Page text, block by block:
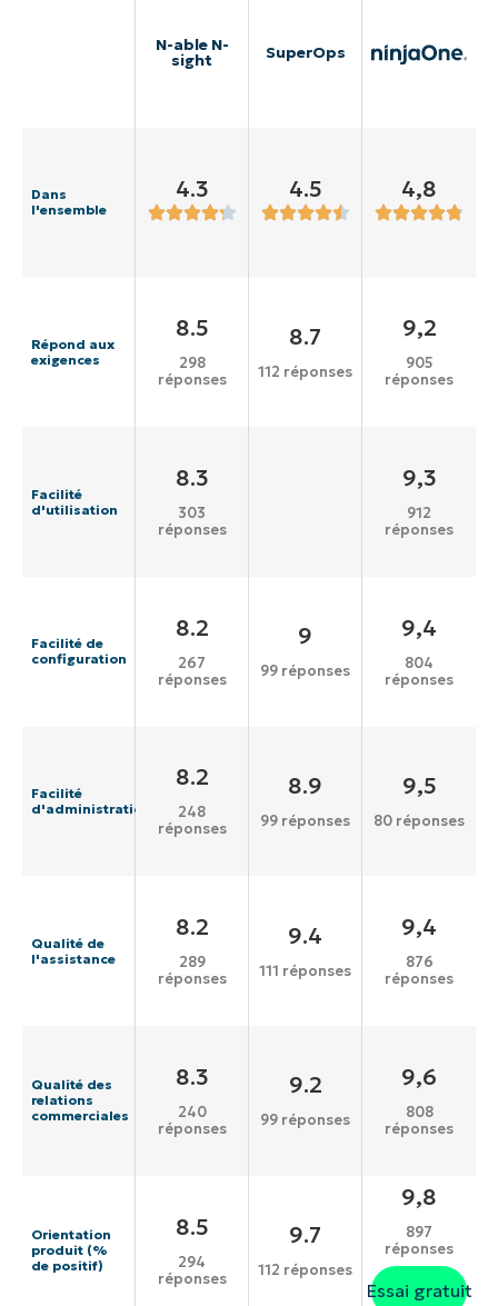
N-able N-
sight SuperOps
Dans
l'ensemble
4.3 4.5 4,8
Répond aux
exigences
8.5
298
réponses
8.7
112 réponses
9,2
905
réponses
Facilité
d'utilisation
8.3
303
réponses
9,3
912
réponses
Facilité de
configuration
8.2
267
réponses
9
99 réponses
9,4
804
réponses
Facilité
d'administration
8.2
248
réponses
8.9
99 réponses
9,5
80 réponses
Qualité de
l'assistance
8.2
289
réponses
9.4
111 réponses
9,4
876
réponses
Qualité des
relations
commerciales
8.3
240
réponses
9.2
99 réponses
9,6
808
réponses
Orientation
produit (%
de positif)
8.5
294
réponses
9.7
112 réponses
9,8
897
réponses
Essai gratuit